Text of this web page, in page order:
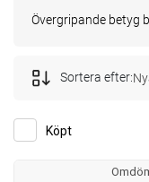
Övergripande betyg
Köpt
Sortera efter: